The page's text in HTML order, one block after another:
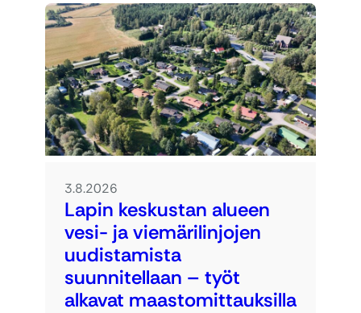
3.8.2026
Lapin keskustan alueen
vesi- ja viemärilinjojen
uudistamista
suunnitellaan – työt
alkavat maastomittauksilla